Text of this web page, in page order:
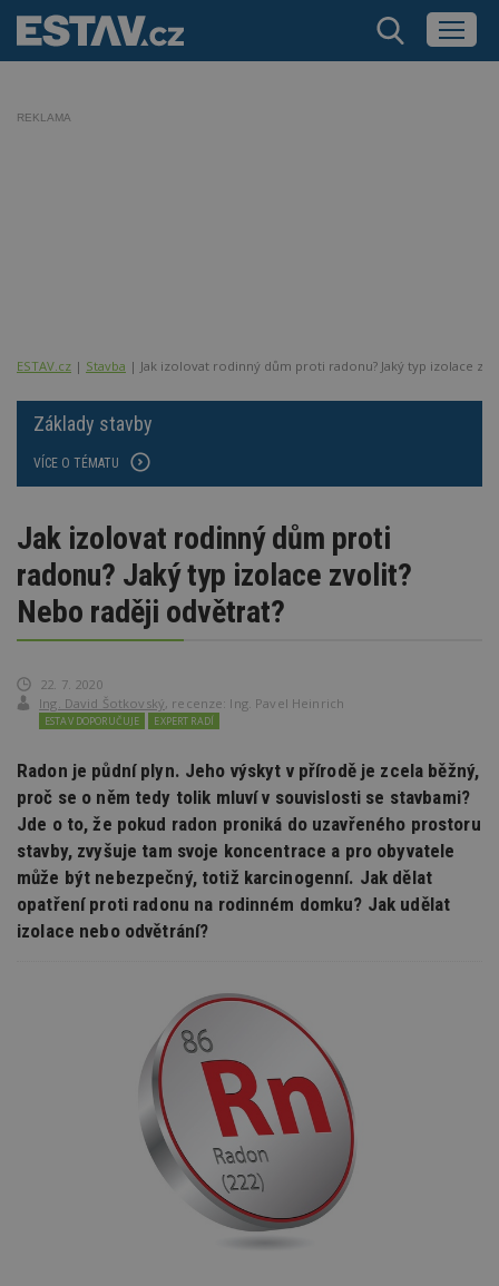
REKLAMA
ESTAV.cz Stavba Jak izolovat rodinný dům proti radonu? Jaký typ izolace
Základy stavby
VÍCE O TÉMATU
Jak izolovat rodinný dům proti
radonu? Jaký typ izolace zvolit?
Nebo raději odvětrat?
22. 7. 2020
Ing. David Šotkovský, recenze: Ing. Pavel Heinrich
ESTAV DOPORUČUJE EXPERT RADÍ
Radon je půdní plyn. Jeho výskyt v přírodě je zcela běžný,
proč se o něm tedy tolik mluví v souvislosti se stavbami?
Jde o to, že pokud radon proniká do uzavřeného prostoru
stavby, zvyšuje tam svoje koncentrace a pro obyvatele
může být nebezpečný, totiž karcinogenní. Jak dělat
opatření proti radonu na rodinném domku? Jak udělat
izolace nebo odvětrání?